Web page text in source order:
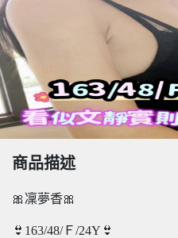
商品描述
🎀凜夢香🎀
👙163/48/Ｆ/24Y👙